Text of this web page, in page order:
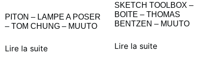
PITON – LAMPE A POSER
– TOM CHUNG – MUUTO
Lire la suite
SKETCH TOOLBOX –
BOITE – THOMAS
BENTZEN – MUUTO
Lire la suite